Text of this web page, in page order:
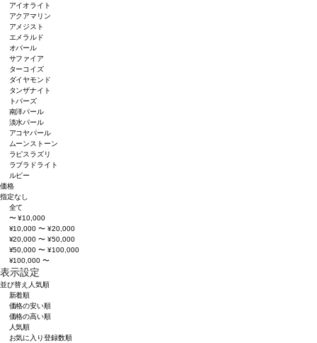
アイオライト
アクアマリン
アメジスト
エメラルド
オパール
サファイア
ターコイズ
ダイヤモンド
タンザナイト
トパーズ
南洋パール
淡水パール
アコヤパール
ムーンストーン
ラピスラズリ
ラブラドライト
ルビー
価格
指定なし
全て
〜 ¥10,000
¥10,000 〜 ¥20,000
¥20,000 〜 ¥50,000
¥50,000 〜 ¥100,000
¥100,000 〜
表示設定
並び替え 人気順
新着順
価格の安い順
価格の高い順
人気順
お気に入り登録数順